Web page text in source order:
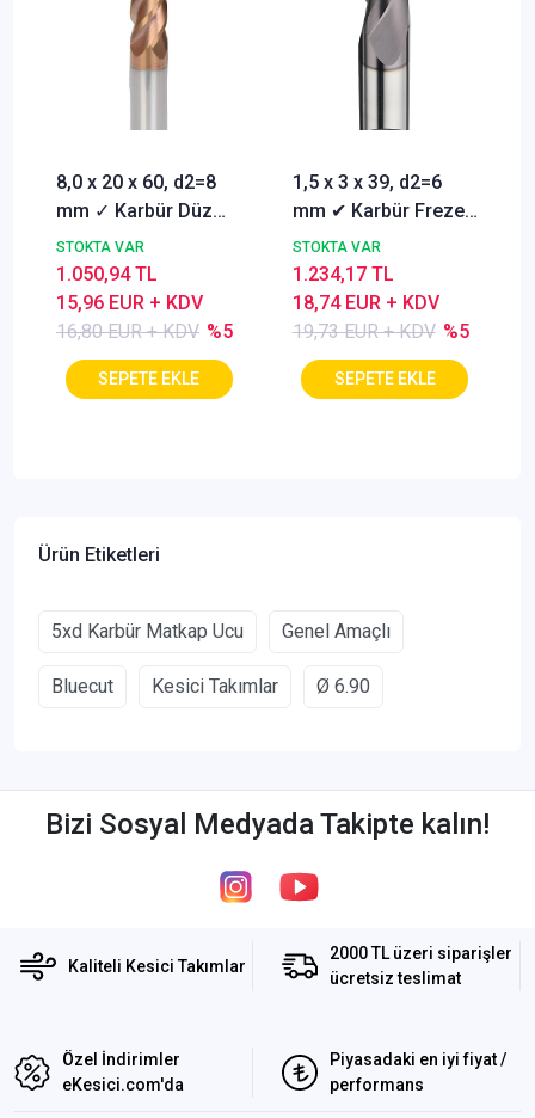
8,0 x 20 x 60, d2=8
mm ✓ Karbür Düz
Freze, Parmak freze
ucu Z=4,TiSiN
Kaplamalı
STOKTA VAR
16,80 EUR + KDV %5
15,96 EUR + KDV
1.050,94 TL
1,5 x 3 x 39, d2=6
mm ✔ Karbür Freze
ucu, Z=3, Kaplamalı,
30°
STOKTA VAR
19,73 EUR + KDV %5
18,74 EUR + KDV
1.234,17 TL
Ürün Etiketleri
5xd Karbür Matkap Ucu Genel Amaçlı
Bluecut Kesici Takımlar Ø 6.90
Bizi Sosyal Medyada Takipte kalın!
Kaliteli Kesici Takımlar
2000 TL üzeri siparişler
ücretsiz teslimat
Özel İndirimler
eKesici.com'da
Piyasadaki en iyi fiyat /
performans